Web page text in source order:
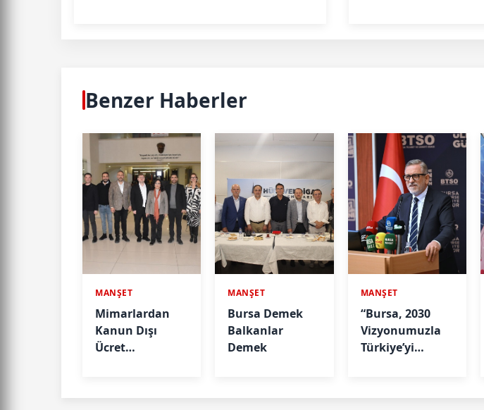
Benzer Haberler
MANŞET
Mimarlardan
Kanun Dışı
Ücret
MANŞET
Bursa Demek
Balkanlar
Demek
MANŞET
“Bursa, 2030
Vizyonumuzla
Türkiye’yi